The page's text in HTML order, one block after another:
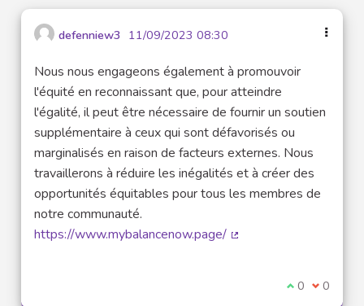
defenniew3 11/09/2023 08:30
Nous nous engageons également à promouvoir
l'équité en reconnaissant que, pour atteindre
l'égalité, il peut être nécessaire de fournir un soutien
supplémentaire à ceux qui sont défavorisés ou
marginalisés en raison de facteurs externes. Nous
travaillerons à réduire les inégalités et à créer des
opportunités équitables pour tous les membres de
notre communauté.
https://www.mybalancenow.page/
Je suis
0 Je ne
0